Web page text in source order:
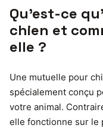
Qu’est-ce
chien et
elle ?
Une mutuelle pour
spécialement conçu
votre animal.
elle fonctionne sur le